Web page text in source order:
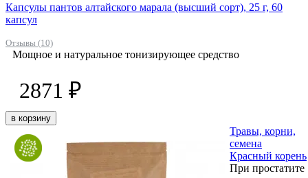
Капсулы пантов алтайского марала (высший сорт), 25 г, 60
капсул
Отзывы (10)
Мощное и натуральное тонизирующее средство
2871 ₽
в корзину
Травы, корни,
семена
Красный корень
При простатите